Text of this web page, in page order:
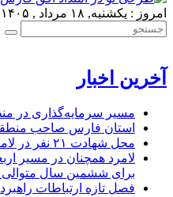
امروز : یکشنبه, ۱۸ مرداد , ۱۴۰۵
آخرین اخبار
مسیر سرمایه‌گذاری در
استان فارس صاحب
محل شهادت ۲۱ نفر در لامرد در مسیر ثبت ملی قرار گرفت
لامرد همچنان در مسیر
برای ششمین سال متوالی
فصل تازه ارتباطات